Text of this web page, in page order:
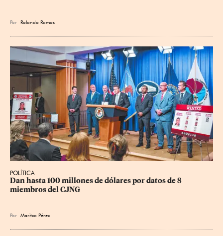
Por Rolando Ramos
POLÍTICA
Dan hasta 100 millones de dólares por datos de 8
miembros del CJNG
Por Maritza Pérez